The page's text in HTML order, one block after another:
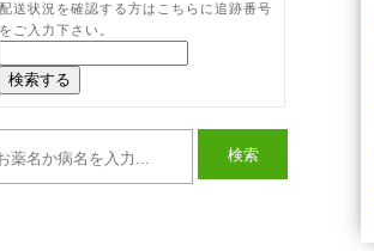
配送状況を確認する方はこちらに追跡番号
をご入力下さい。
検索